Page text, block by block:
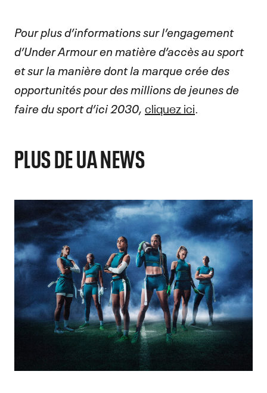
Pour plus d’informations sur l’engagement
d’Under Armour en matière d’accès au sport
et sur la manière dont la marque crée des
opportunités pour des millions de jeunes de
faire du sport d’ici 2030, cliquez ici
PLUS DE UA NEWS